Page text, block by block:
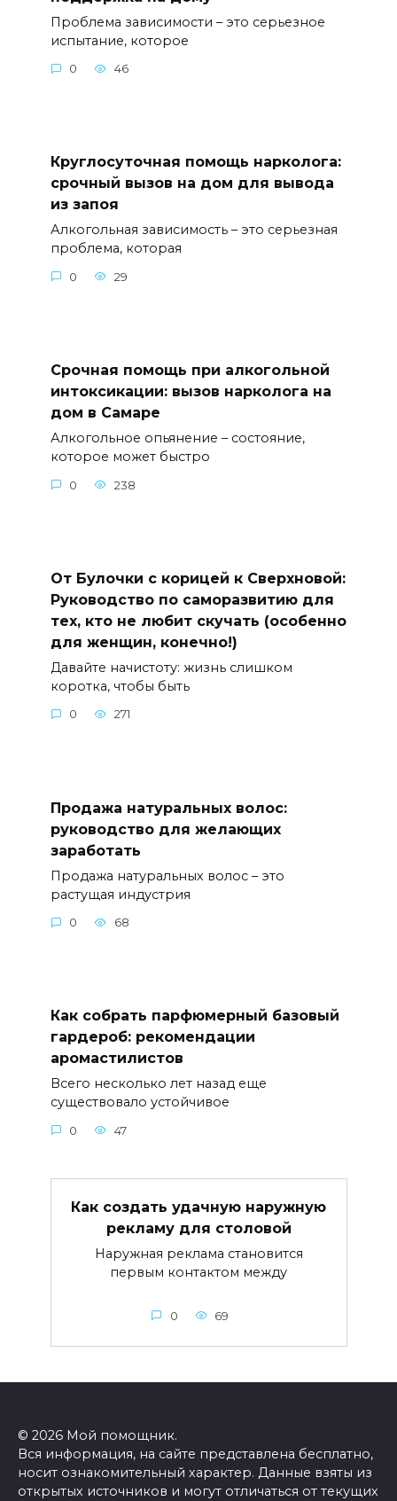
Проблема зависимости – это серьезное
испытание, которое
0 46
Круглосуточная помощь нарколога:
срочный вызов на дом для вывода
из запоя
Алкогольная зависимость – это серьезная
проблема, которая
0 29
Срочная помощь при алкогольной
интоксикации: вызов нарколога на
дом в Самаре
Алкогольное опьянение – состояние,
которое может быстро
0 238
От Булочки с корицей к Сверхновой:
Руководство по саморазвитию для
тех, кто не любит скучать (особенно
для женщин, конечно!)
Давайте начистоту: жизнь слишком
коротка, чтобы быть
0 271
Продажа натуральных волос:
руководство для желающих
заработать
Продажа натуральных волос – это
растущая индустрия
0 68
Как собрать парфюмерный базовый
гардероб: рекомендации
аромастилистов
Всего несколько лет назад еще
существовало устойчивое
0 47
Как создать удачную наружную
рекламу для столовой
Наружная реклама становится
первым контактом между
0 69
© 2026 Мой помощник.
Вся информация, на сайте представлена бесплатно,
носит ознакомительный характер. Данные взяты из
открытых источников и могут отличаться от текущих